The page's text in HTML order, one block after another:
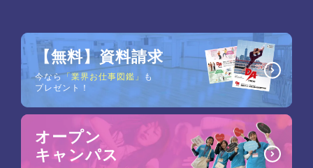
【無料】資料請求
今なら「業界お仕事図鑑」
も
プレゼント！
オープン
キャンパス